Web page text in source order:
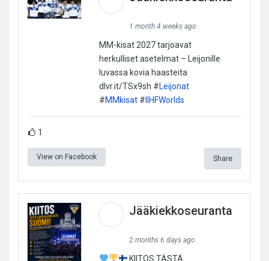
1 month 4 weeks ago
MM-kisat 2027 tarjoavat
herkulliset asetelmat – Leijonille
luvassa kovia haasteita
dlvr.it/TSx9sh #Leijonat
#MMkisat#IIHFWorlds
1
View on Facebook Share
Jääkiekkoseuranta
2 months 6 days ago
KIITOS TÄSTÄ